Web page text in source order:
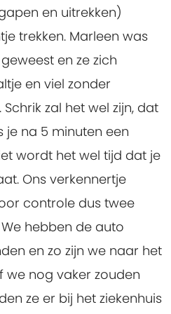
en uitrekken)
trekken. Marleen was
en ze zich
en viel zonder
zal het wel zijn, dat
je na 5 minuten een
wordt het wel tijd dat je
Ons verkennertje
controle dus twee
hebben de auto
en zo zijn we naar het
we nog vaker zouden
ze er bij het ziekenhuis